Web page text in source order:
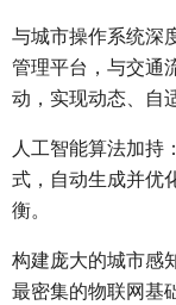
与城市操作系统深
管理平台，与交通
动，实现动态、自
人工智能算法加持
式，自动生成并优
衡。
构建庞大的城市感
最密集的物联网基